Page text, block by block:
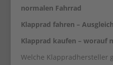
normalen Fahrrad
Klapprad fahren –
Klapprad kaufen – worauf
Welche Klappradhersteller